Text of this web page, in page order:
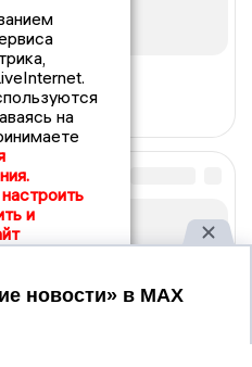
на
настроить
и